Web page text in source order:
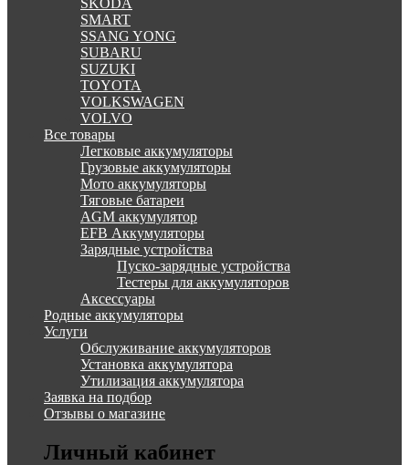
SKODA
SMART
SSANG YONG
SUBARU
SUZUKI
TOYOTA
VOLKSWAGEN
VOLVO
Все товары
Легковые аккумуляторы
Грузовые аккумуляторы
Мото аккумуляторы
Тяговые батареи
AGM аккумулятор
EFB Аккумуляторы
Зарядные устройства
Пуско-зарядные устройства
Тестеры для аккумуляторов
Аксессуары
Родные аккумуляторы
Услуги
Обслуживание аккумуляторов
Установка аккумулятора
Утилизация аккумулятора
Заявка на подбор
Отзывы о магазине
Личный кабинет